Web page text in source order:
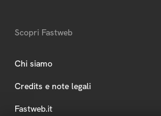
Scopri Fastweb
Chi siamo
Credits e note legali
Fastweb.it